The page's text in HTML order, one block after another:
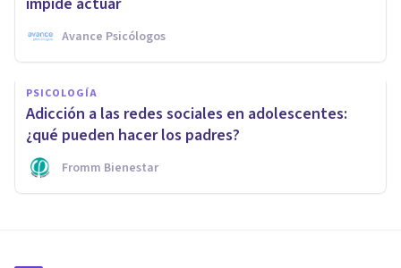
Avance Psicólogos
PSICOLOGÍA
Adicción a las redes sociales en adolescentes:
¿qué pueden hacer los padres?
Fromm Bienestar